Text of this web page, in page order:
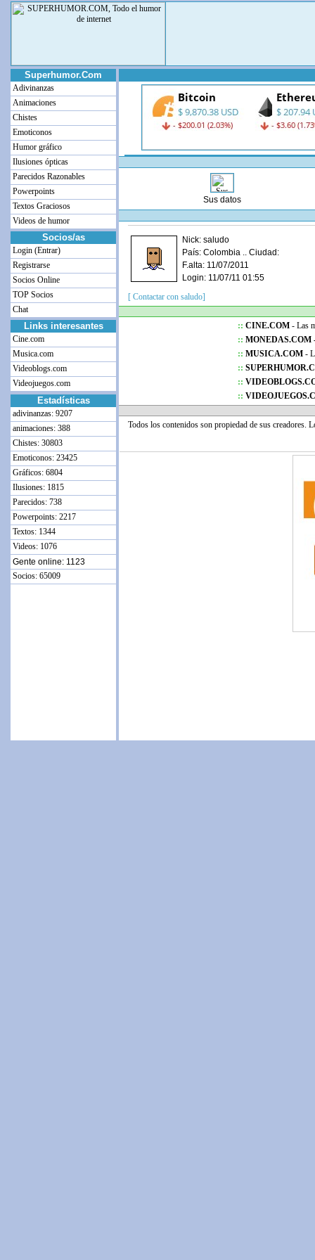
Superhumor.Com
Adivinanzas
Animaciones
Chistes
Emoticonos
Humor gráfico
Ilusiones ópticas
Parecidos Razonables
Powerpoints
Textos Graciosos
Videos de humor
Socios/as
Login (Entrar)
Registrarse
Socios Online
TOP Socios
Chat
Links interesantes
Cine.com
Musica.com
Videoblogs.com
Videojuegos.com
Estadísticas
adivinanzas: 9207
animaciones: 388
Chistes: 30803
Emoticonos: 23425
Gráficos: 6804
Ilusiones: 1815
Parecidos: 738
Powerpoints: 2217
Textos: 1344
Videos: 1076
Gente online: 1123
Socios: 65009
Sus datos
Nick: saludo
País: Colombia .. Ciudad:
F.alta: 11/07/2011
Login: 11/07/11 01:55
[ Contactar con saludo]
:: CINE.COM - Las
:: MONEDAS.COM
:: MUSICA.COM -
::
::
::
Todos los contenidos son propiedad de sus creadores.